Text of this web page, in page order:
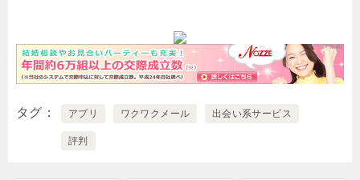
タグ アプリ ワクワクメール 出会い系サービス
評判